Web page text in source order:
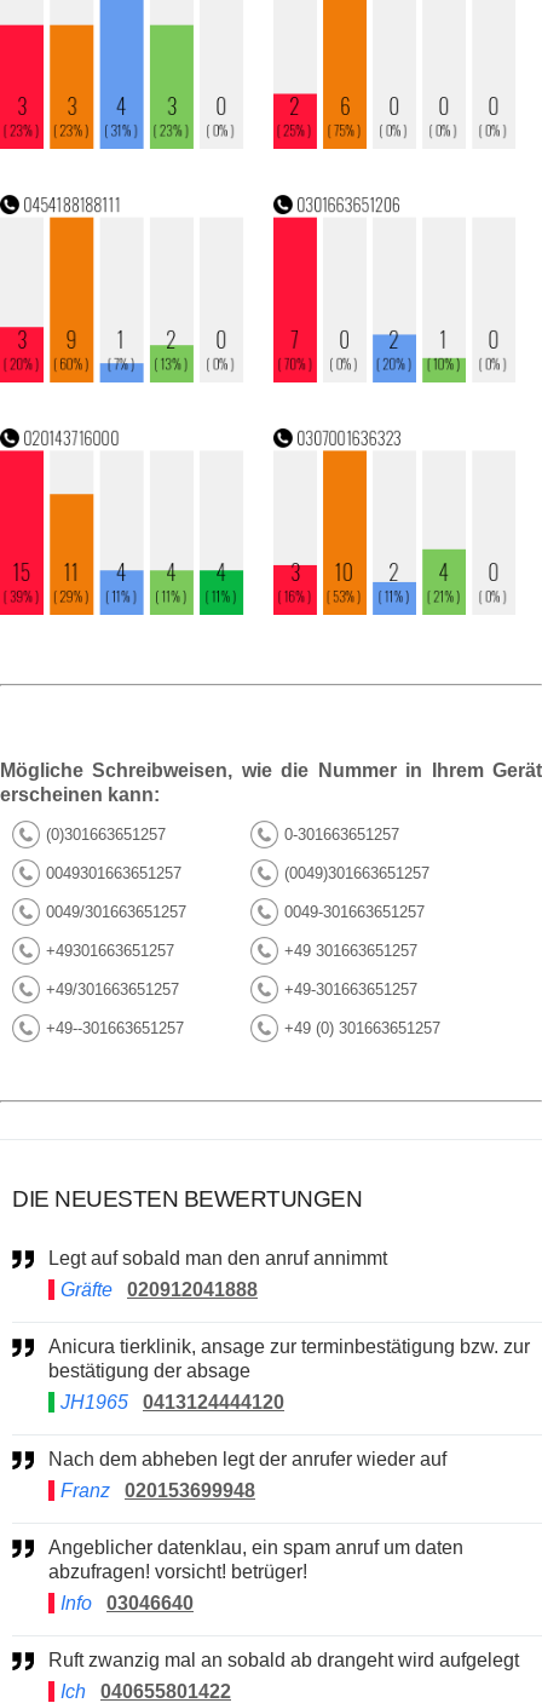
Mögliche Schreibweisen, wie die Nummer in Ihrem Gerät
erscheinen kann:
(0)301663651257 0-301663651257
0049301663651257 (0049)301663651257
0049/301663651257 0049-301663651257
+49301663651257 +49 301663651257
+49/301663651257 +49-301663651257
+49--301663651257 +49 (0) 301663651257
DIE NEUESTEN BEWERTUNGEN
Legt auf sobald man den anruf annimmt
Gräfte
020912041888
Anicura tierklinik, ansage zur terminbestätigung bzw. zur
bestätigung der absage
JH1965
0413124444120
Nach dem abheben legt der anrufer wieder auf
Franz
020153699948
Angeblicher datenklau, ein spam anruf um daten
abzufragen! vorsicht! betrüger!
Info
03046640
Ruft zwanzig mal an sobald ab drangeht wird aufgelegt
Ich
040655801422